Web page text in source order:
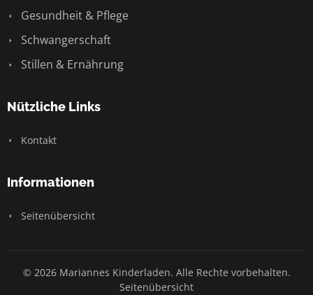
Gesundheit & Pflege
Schwangerschaft
Stillen & Ernährung
Nützliche Links
Kontakt
Informationen
Seitenübersicht
© 2026 Mariannes Kinderladen. Alle Rechte vorbehalten.
Seitenübersicht